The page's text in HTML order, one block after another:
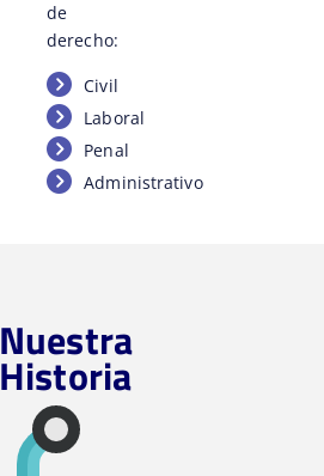
de
derecho:
Civil
Laboral
Penal
Administrativo
Nuestra
Historia